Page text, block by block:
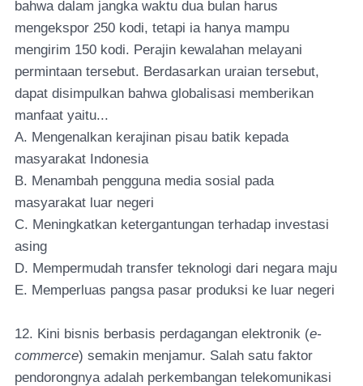
bahwa dalam jangka waktu dua bulan harus
mengekspor 250 kodi, tetapi ia hanya mampu
mengirim 150 kodi. Perajin kewalahan melayani
permintaan tersebut. Berdasarkan uraian tersebut,
dapat disimpulkan bahwa globalisasi memberikan
manfaat yaitu...
A. Mengenalkan kerajinan pisau batik kepada
masyarakat Indonesia
B. Menambah pengguna media sosial pada
masyarakat luar negeri
C. Meningkatkan ketergantungan terhadap investasi
asing
D. Mempermudah transfer teknologi dari negara maju
E. Memperluas pangsa pasar produksi ke luar negeri
12. Kini bisnis berbasis perdagangan elektronik (e-
commerce) semakin menjamur. Salah satu faktor
pendorongnya adalah perkembangan telekomunikasi